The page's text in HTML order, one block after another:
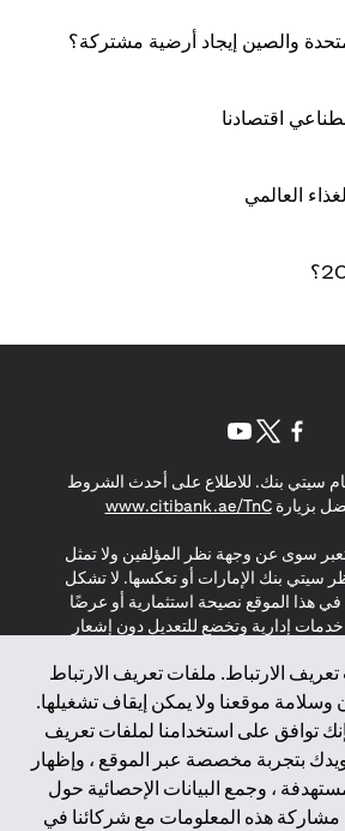
والصين إيجاد أرضية مشتركة؟
اقتصادنا
العالمي
الارتباط. ملفات تعريف الارتباط
وسلامة موقعنا ولا يمكن إيقاف تشغيلها.
توافق على استخدامنا لملفات تعريف
بتجربة مخصصة عبر الموقع ، وإظهار
، وجمع البيانات الإحصائية حول
مشاركة هذه المعلومات مع شركائنا في
سيتي بنك. للاطلاع على أحدث الشروط
بزيارةwww.citibank.ae/TnC
in a new tab
تعبر سوى عن وجهة نظر المؤلفين ولا تمثل
سيتي بنك الإمارات أو تعكسها. لا تشكل
في هذا الموقع نصيحة استثمارية أو عرضًا
خدمات إدارية وتخضع للتعديل دون إشعار
والخدمات المذكورة في هذا الموقع للأفراد
أو المنطقة الاقتصادية الأوروبية أو
أو جيرسي أو موناكو أو سان مارينو أو
أو المملكة المتحدة أو خصوصية البيانات
العامة \ قانون حماية البيانات الشخصية
نيوزيلندا). المحتوى الموجود في هذه